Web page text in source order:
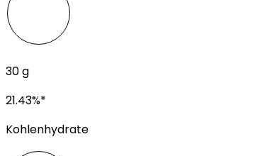
30g
21.43%*
Kohlenhydrate